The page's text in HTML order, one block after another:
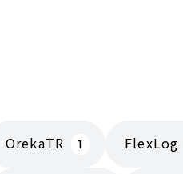
OrekaTR 1 FlexLog